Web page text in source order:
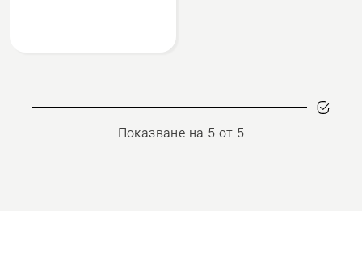
Показване на 5 от 5